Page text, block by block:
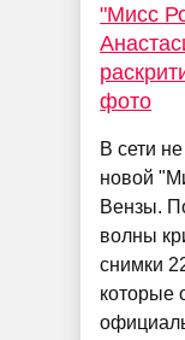
"Мисс
фото
В сети
новой
Вензы.
волны
снимки
которые